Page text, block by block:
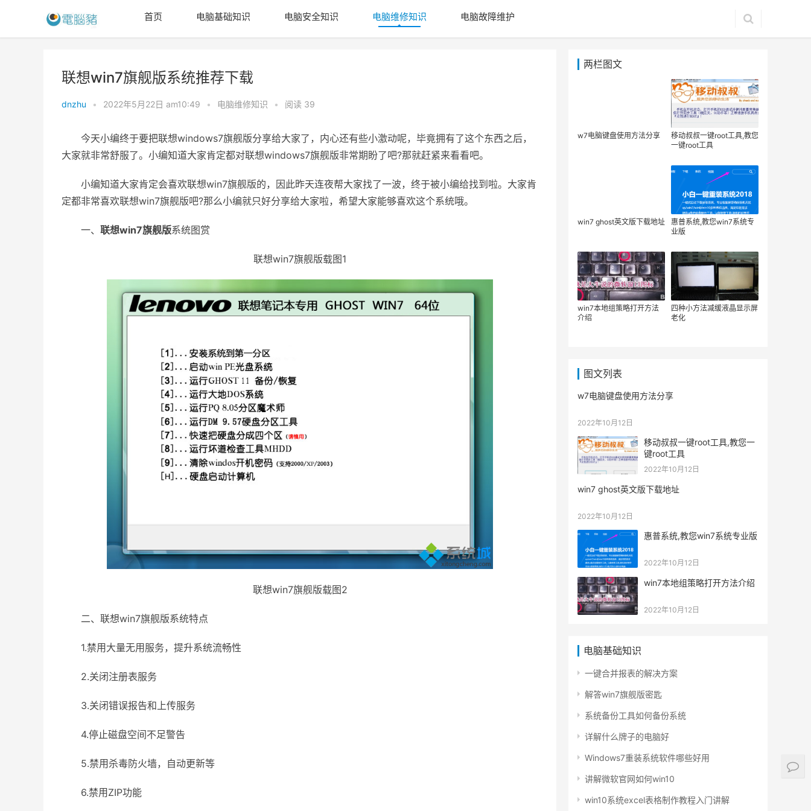
首页 电脑基础知识 电脑安全知识 电脑维修知识 电脑故障维护
联想win7旗舰版系统推荐下载
dnzhu • 2022年5月22日 am10:49 • 电脑维修知识 • 阅读 39
今天小编终于要把联想windows7旗舰版分享给大家了，内心还有些小激动呢，毕竟拥有了这个东西之后，
大家就非常舒服了。小编知道大家肯定都对联想windows7旗舰版非常期盼了吧?那就赶紧来看看吧。
小编知道大家肯定会喜欢联想win7旗舰版的，因此昨天连夜帮大家找了一波，终于被小编给找到啦。大家肯
定都非常喜欢联想win7旗舰版吧?那么小编就只好分享给大家啦，希望大家能够喜欢这个系统哦。
一、 联想win7旗舰版系统图赏
联想win7旗舰版载图1
联想win7旗舰版载图2
二、联想win7旗舰版系统特点
1.禁用大量无用服务，提升系统流畅性
2.关闭注册表服务
3.关闭错误报告和上传服务
4.停止磁盘空间不足警告
5.禁用杀毒防火墙，自动更新等
6.禁用ZIP功能
两栏图文
w7电脑键盘使用方法分享
移动叔叔一键root工具,教您
一键root工具
win7 ghost英文版下载地址
惠普系统,教您win7系统专
业版
win7本地组策略打开方法
介绍
四种小方法减缓液晶显示屏
老化
图文列表
w7电脑键盘使用方法分享
2022年10月12日
移动叔叔一键root工具,教您一
键root工具
2022年10月12日
win7 ghost英文版下载地址
2022年10月12日
惠普系统,教您win7系统专业版
2022年10月12日
win7本地组策略打开方法介绍
2022年10月12日
电脑基础知识
一键合并报表的解决方案
解答win7旗舰版密匙
系统备份工具如何备份系统
详解什么牌子的电脑好
Windows7重装系统软件哪些好用
讲解微软官网如何win10
win10系统excel表格制作教程入门讲解